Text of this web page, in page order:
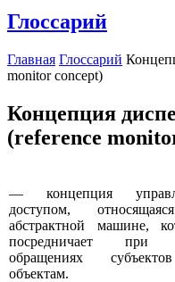
Глоссарий
Главная Глоссарий
monitor concept)
Концепция
(reference
— концепция
доступом,
абстрактной машине,
посредничает при
обращениях
объектам.